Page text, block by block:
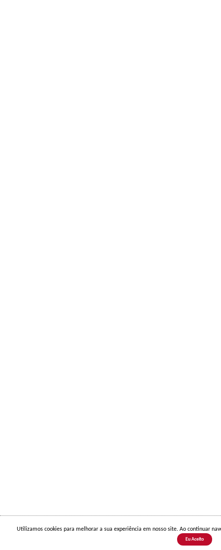
Utilizamos cookies para melhorar a sua experiência em nosso site. Ao continuar
Eu Aceito